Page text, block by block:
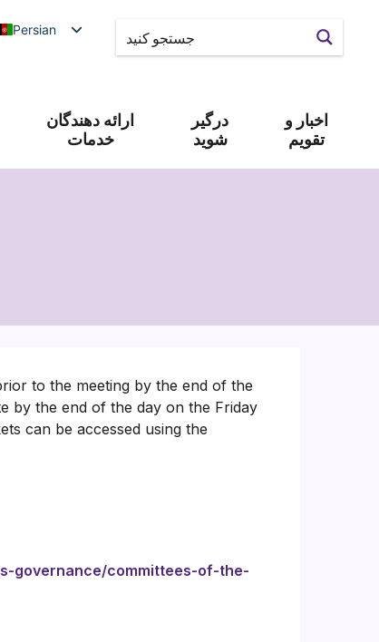
Persian
ارائه دهندگان
خدمات
درگیر
شوید
اخبار و
تقویم
to the meeting by the end of the
by the end of the day on the Friday
can be accessed using the
governance/committees-of-the-